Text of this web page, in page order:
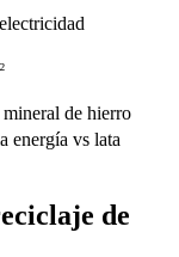
de hierro
energía vs lata
de